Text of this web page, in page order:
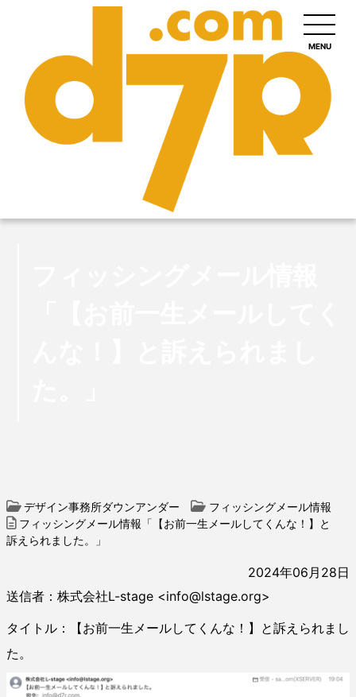
MENU
デザイン事務所ダウンアンダー
フィッシングメール情報
フィッシングメール情報「【お前一生メールしてくんな！】と
訴えられました。」
2024年06月28日
送信者：株式会社L-stage <info@lstage.org>
タイトル：【お前一生メールしてくんな！】と訴えられまし
た。